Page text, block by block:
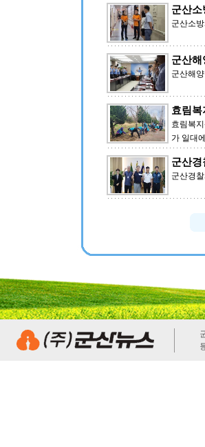
군산
군산소
군산해
군산해
효림
효림복
가 일대
군산
군산경